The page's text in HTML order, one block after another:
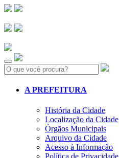
Search:
A PREFEITURA
História da Cidade
Localização da Cidade
Órgãos Municipais
Arquivo da Cidade
Acesso à Informação
Política de Privacidade